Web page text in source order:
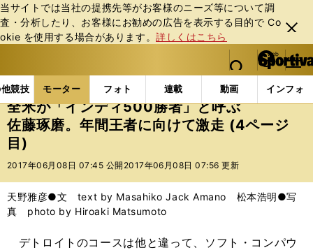
当サイトでは当社の提携先等がお客様のニーズ等について調
査・分析したり、お客様にお勧めの広告を表⽰する⽬的で Co
okie を使⽤する場合があります。詳しくはこちら
閉じ
る
web Sportiva (webスポルティーバ)
検索
マイペ
ー
ジ
メニュ
競技 モーター フォト 連載 動画 インフォ
b
ス
ポ
ル
テ
ー
バ
モーターの記事一覧 モーター その他 全米が「
全米が「インディ500勝者」と呼ぶ
佐藤琢磨。年間王者に向けて激走 (4ページ
目)
2017年06月08日 07:45 公開 2017年06月08日 07:56 更新
天野雅彦●文 text by Masahiko Jack Amano 松本浩明●写
真 photo by Hiroaki Matsumoto
デトロイトのコースは他と違って、ソフト・コンパウ